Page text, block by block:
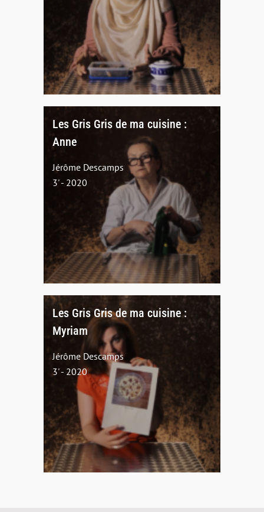
Les Gris Gris de ma cuisine :
Anne
Jérôme Descamps
3' - 2020
Les Gris Gris de ma cuisine :
Myriam
Jérôme Descamps
3' - 2020